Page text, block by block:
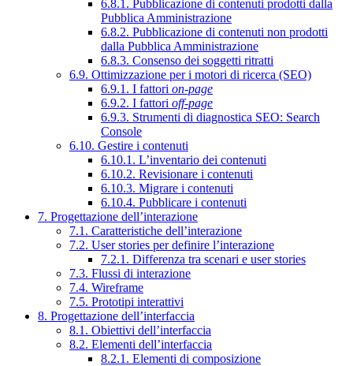
6.8.1. Pubblicazione di contenuti prodotti dalla
Pubblica Amministrazione
6.8.2. Pubblicazione di contenuti non prodotti
dalla Pubblica Amministrazione
6.8.3. Consenso dei soggetti ritratti
6.9. Ottimizzazione per i motori di ricerca (SEO)
6.9.1. I fattori on-page
6.9.2. I fattori off-page
6.9.3. Strumenti di diagnostica SEO: Search
Console
6.10. Gestire i contenuti
6.10.1. L’inventario dei contenuti
6.10.2. Revisionare i contenuti
6.10.3. Migrare i contenuti
6.10.4. Pubblicare i contenuti
7. Progettazione dell’interazione
7.1. Caratteristiche dell’interazione
7.2. User stories per definire l’interazione
7.2.1. Differenza tra scenari e user stories
7.3. Flussi di interazione
7.4. Wireframe
7.5. Prototipi interattivi
8. Progettazione dell’interfaccia
8.1. Obiettivi dell’interfaccia
8.2. Elementi dell’interfaccia
8.2.1. Elementi di composizione